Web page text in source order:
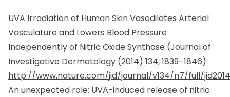
Favorite
consigli utili